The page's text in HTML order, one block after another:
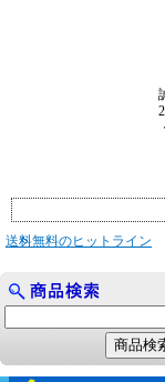
送料無料のヒットライン